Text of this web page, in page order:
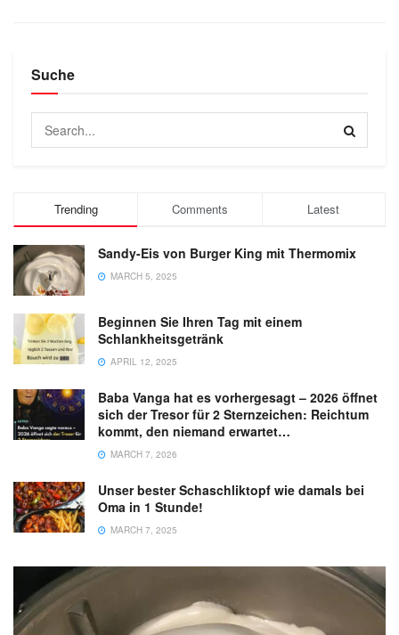
Suche
Trending Comments Latest
Sandy-Eis von Burger King mit Thermomix
MARCH 5, 2025
Beginnen Sie Ihren Tag mit einem
Schlankheitsgetränk
APRIL 12, 2025
Baba Vanga hat es vorhergesagt – 2026 öffnet
sich der Tresor für 2 Sternzeichen: Reichtum
kommt, den niemand erwartet…
MARCH 7, 2026
Unser bester Schaschliktopf wie damals bei
Oma in 1 Stunde!
MARCH 7, 2025